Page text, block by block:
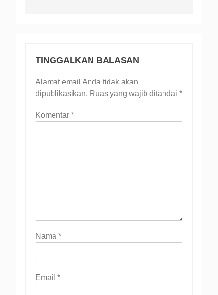
TINGGALKAN BALASAN
Alamat email Anda tidak akan
dipublikasikan. Ruas yang wajib ditandai *
Komentar *
Nama *
Email *